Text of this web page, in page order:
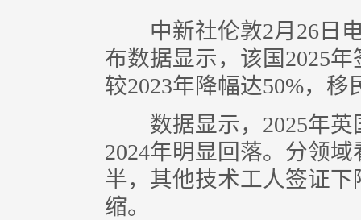
中新社伦敦2月26日电
布数据显示，该国2025
较2023年降幅达50%，
数据显示，2025年英
2024年明显回落。分领
半，其他技术工人签证
缩。